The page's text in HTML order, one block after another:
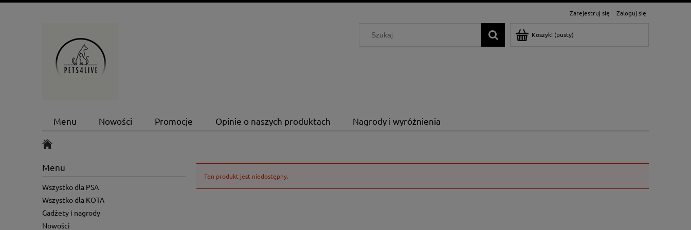
Zarejestruj się Zaloguj się
Koszyk: (pusty)
Menu Nowości Promocje Opinie o naszych produktach Nagrody i wyróżnienia
Menu
Wszystko dla PSA
Wszystko dla KOTA
Gadżety i nagrody
Nowości
Ten produkt jest niedostępny.